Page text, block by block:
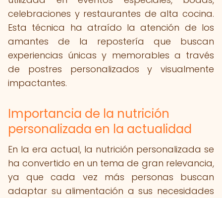
celebraciones y restaurantes de alta cocina.
Esta técnica ha atraído la atención de los
amantes de la repostería que buscan
experiencias únicas y memorables a través
de postres personalizados y visualmente
impactantes.
Importancia de la nutrición
personalizada en la actualidad
En la era actual, la nutrición personalizada se
ha convertido en un tema de gran relevancia,
ya que cada vez más personas buscan
adaptar su alimentación a sus necesidades